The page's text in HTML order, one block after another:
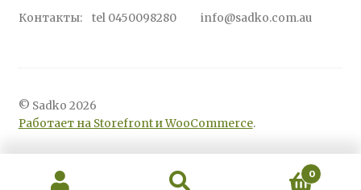
Контакты: tel 0450098280 info@sadko.com.au
© Sadko 2026
Работает на Storefront и WooCommerce.
0